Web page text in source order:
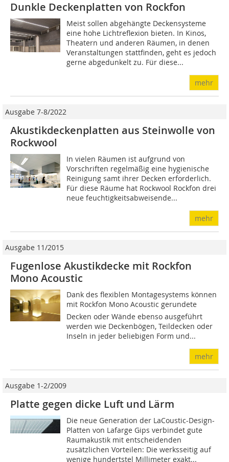
Dunkle Deckenplatten von Rockfon
Meist sollen abgehängte Deckensysteme
eine hohe Lichtreflexion bieten. In Kinos,
Theatern und anderen Räumen, in denen
Veranstaltungen stattfinden, geht es jedoch
gerne abgedunkelt zu. Für diese...
mehr
Ausgabe 7-8/2022
Akustikdeckenplatten aus Steinwolle von
Rockwool
In vielen Räumen ist aufgrund von
Vorschriften regelmäßig eine hygienische
Reinigung samt ihrer Decken erforderlich.
Für diese Räume hat Rockwool Rockfon drei
neue feuchtigkeitsabweisende...
mehr
Ausgabe 11/2015
Fugenlose Akustikdecke mit Rockfon
Mono Acoustic
Dank des flexiblen Montagesystems können
mit Rockfon Mono Acoustic gerundete
Decken oder Wände ebenso ausgeführt
werden wie Deckenbögen, Teildecken oder
Inseln in jeder beliebigen Form und...
mehr
Ausgabe 1-2/2009
Platte gegen dicke Luft und Lärm
Die neue Generation der LaCoustic-Design-
Platten von Lafarge Gips verbindet gute
Raumakustik mit entscheidenden
zusätzlichen Vorteilen: Die werksseitig auf
wenige hundertstel Millimeter exakt...